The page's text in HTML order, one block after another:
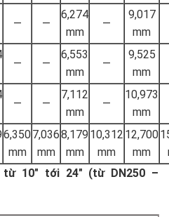
— —
6,274
mm
—
9,017
mm
— —
6,553
mm
—
9,525
mm
— —
7,112
mm
—
10,973
mm
6,350
mm
7,036
mm
8,179
mm
10,312
mm
12,700
mm
10″ tới 24″ (từ DN250 –